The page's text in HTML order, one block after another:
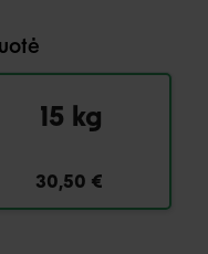
15 kg
30,50 €